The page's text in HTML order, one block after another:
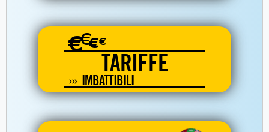
€€€€
TARIFFE
IMBATTIBILI